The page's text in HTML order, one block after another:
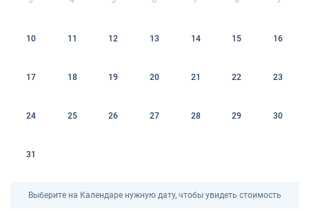
10 11 12 13 14 15 16
17 18 19 20 21 22 23
24 25 26 27 28 29 30
31
Выберите на Календаре нужную дату, чтобы увидеть стоимость